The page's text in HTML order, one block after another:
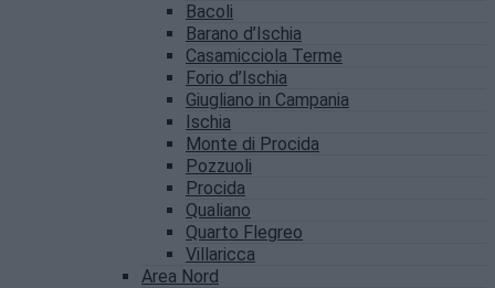
Bacoli
Barano d’Ischia
Casamicciola Terme
Forio d’Ischia
Giugliano in Campania
Ischia
Monte di Procida
Pozzuoli
Procida
Qualiano
Quarto Flegreo
Villaricca
Area Nord